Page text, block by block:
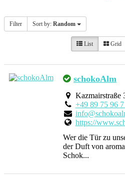
Filter Sort by: Random
List Grid
schokoAlm
Kazmairstraße
+49 89 75 96
https://
Wer die Tür zu
der Duft von
Schok...